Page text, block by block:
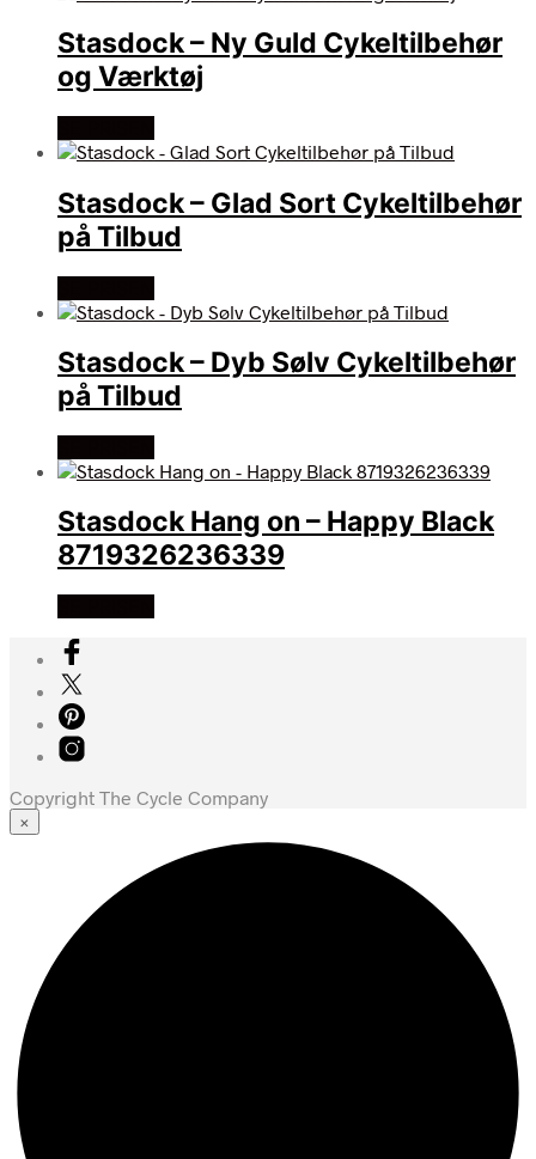
Stasdock – Ny Guld Cykeltilbehør
og Værktøj
Stasdock – Glad Sort Cykeltilbehør
på Tilbud
Stasdock – Dyb Sølv Cykeltilbehør
på Tilbud
Stasdock Hang on – Happy Black
8719326236339
Copyright The Cycle Company
×